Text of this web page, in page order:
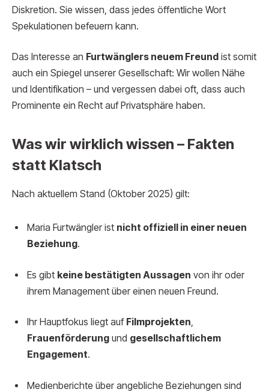
Diskretion. Sie wissen, dass jedes öffentliche Wort
Spekulationen befeuern kann.
Das Interesse an Furtwänglers neuem Freund ist somit
auch ein Spiegel unserer Gesellschaft: Wir wollen Nähe
und Identifikation – und vergessen dabei oft, dass auch
Prominente ein Recht auf Privatsphäre haben.
Was wir wirklich wissen – Fakten
statt Klatsch
Nach aktuellem Stand (Oktober 2025) gilt:
Maria Furtwängler ist nicht offiziell in einer neuen
Beziehung.
Es gibt keine bestätigten Aussagen von ihr oder
ihrem Management über einen neuen Freund.
Ihr Hauptfokus liegt auf Filmprojekten,
Frauenförderung und gesellschaftlichem
Engagement.
Medienberichte über angebliche Beziehungen sind